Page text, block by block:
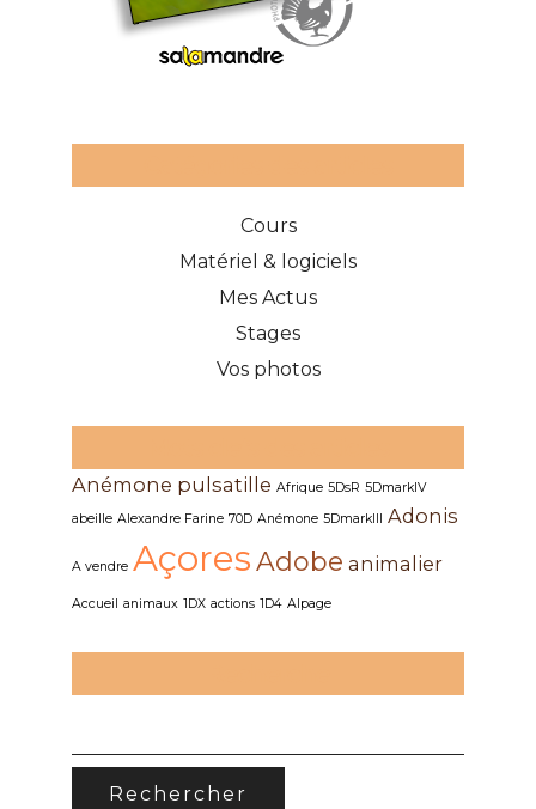
Cours
Matériel & logiciels
Mes Actus
Stages
Vos photos
Anémone pulsatille Afrique 5DsR 5DmarkIV
abeille Alexandre Farine 70D Anémone 5DmarkIII Adonis
A vendre AçoresAdobe animalier
Accueil animaux 1DX actions 1D4 Alpage